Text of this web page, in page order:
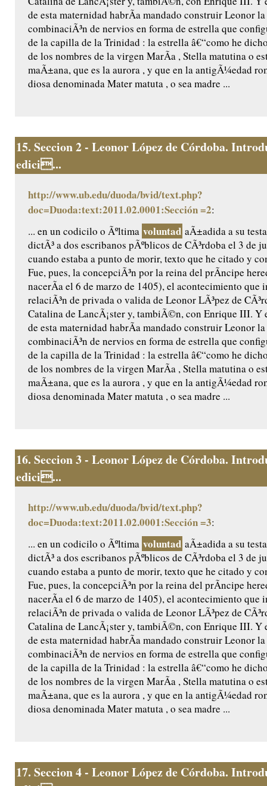
de esta maternidad habrÃ­a mandado construir Leonor
combinaciÃ³n de nervios en forma de estrella que
de la capilla de la Trinidad : la estrella â€“como he
de los nombres de la virgen MarÃ­a , Stella matutina o
maÃ±ana, que es la aurora , y que en la antigÃ¼edad
diosa denominada Mater matuta , o sea madre ...
15. Seccion 2 - Leonor López de Córdoba.
edici...
http://www.ub.edu/duoda/bvid/text.php?
doc=Duoda:text:2011.02.0001:Sección =2:
... en un codicilo o Ãºltima voluntad aÃ±adida a su
dictÃ³ a dos escribanos pÃºblicos de CÃ³rdoba el 3 de
cuando estaba a punto de morir, texto que he citado y
Fue, pues, la concepciÃ³n por la reina del prÃ­ncipe
nacerÃ­a el 6 de marzo de 1405), el acontecimiento que
relaciÃ³n de privada o valida de Leonor LÃ³pez de
Catalina de LancÃ¡ster y, tambiÃ©n, con Enrique III. Y
de esta maternidad habrÃ­a mandado construir Leonor
combinaciÃ³n de nervios en forma de estrella que
de la capilla de la Trinidad : la estrella â€“como he
de los nombres de la virgen MarÃ­a , Stella matutina o
maÃ±ana, que es la aurora , y que en la antigÃ¼edad
diosa denominada Mater matuta , o sea madre ...
16. Seccion 3 - Leonor López de Córdoba.
edici...
http://www.ub.edu/duoda/bvid/text.php?
doc=Duoda:text:2011.02.0001:Sección =3:
... en un codicilo o Ãºltima voluntad aÃ±adida a su
dictÃ³ a dos escribanos pÃºblicos de CÃ³rdoba el 3 de
cuando estaba a punto de morir, texto que he citado y
Fue, pues, la concepciÃ³n por la reina del prÃ­ncipe
nacerÃ­a el 6 de marzo de 1405), el acontecimiento que
relaciÃ³n de privada o valida de Leonor LÃ³pez de
Catalina de LancÃ¡ster y, tambiÃ©n, con Enrique III. Y
de esta maternidad habrÃ­a mandado construir Leonor
combinaciÃ³n de nervios en forma de estrella que
de la capilla de la Trinidad : la estrella â€“como he
de los nombres de la virgen MarÃ­a , Stella matutina o
maÃ±ana, que es la aurora , y que en la antigÃ¼edad
diosa denominada Mater matuta , o sea madre ...
17. Seccion 4 - Leonor López de Córdoba.